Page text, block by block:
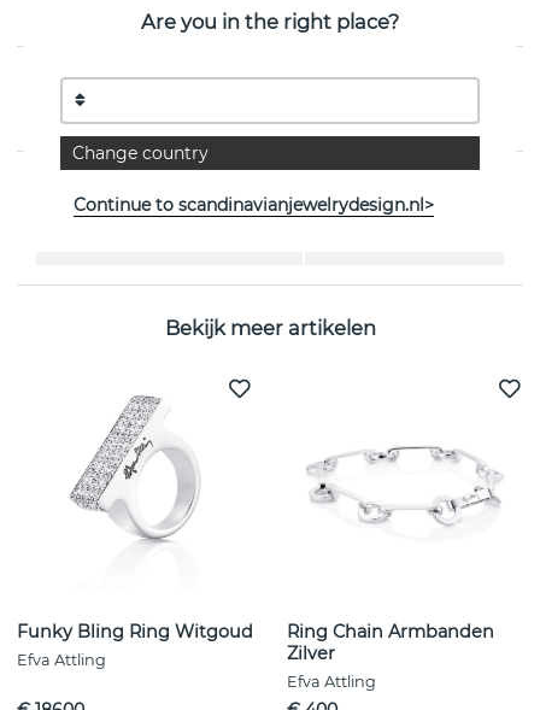
PRODUCTOMSCHRIJVING
Chain Kettingen Zilver van het Zweedse Efva Attling
Bekijk meer artikelen
Funky Bling Ring Witgoud
Efva Attling
Ring Chain Armbanden
Zilver
Efva Attling
Are you in the right place?
Change country
Continue to scandinavianjewelrydesign.nl>